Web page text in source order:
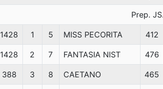
Prep.
1428 1 5 MISS PECORITA 412
1428 2 7 FANTASIA NIST 476
388 3 8 CAETANO 465